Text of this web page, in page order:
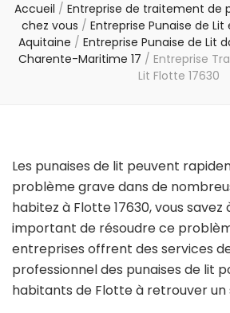
Accueil / Entreprise de traitement de
chez vous / Entreprise Punaise de
Aquitaine / Entreprise Punaise de Lit
Charente-Maritime 17 / Entreprise
Lit Flotte 17630
Les punaises de lit peuvent
problème grave dans de
habitez à Flotte 17630, vous savez
important de résoudre ce
entreprises offrent des services
professionnel des punaises de lit
habitants de Flotte à retrouver un